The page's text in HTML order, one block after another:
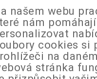
našem webu
nám
cookies si
na
stránka